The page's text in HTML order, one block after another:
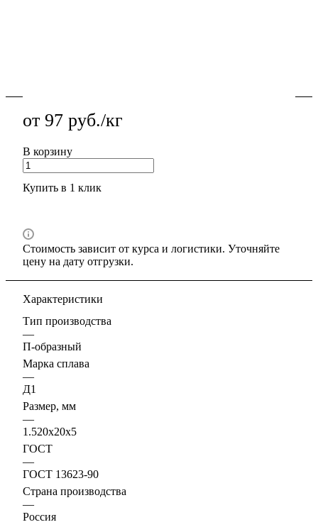
от 97 руб./кг
В корзину
Купить в 1 клик
Стоимость зависит от курса и логистики. Уточняйте
цену на дату отгрузки.
Характеристики
Тип производства
—
П-образный
Марка сплава
—
Д1
Размер, мм
—
1.520х20х5
ГОСТ
—
ГОСТ 13623-90
Страна производства
—
Россия